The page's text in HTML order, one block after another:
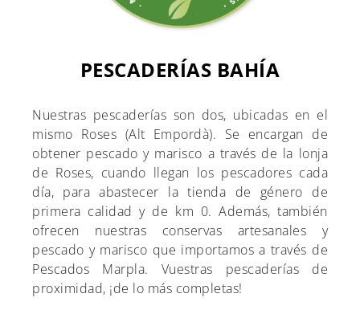
PESCADERÍAS BAHÍA
Nuestras pescaderías son dos, ubicadas en el
mismo Roses (Alt Empordà). Se encargan de
obtener pescado y marisco a través de la lonja
de Roses, cuando llegan los pescadores cada
día, para abastecer la tienda de género de
primera calidad y de km 0. Además, también
ofrecen nuestras conservas artesanales y
pescado y marisco que importamos a través de
Pescados Marpla. Vuestras pescaderías de
proximidad, ¡de lo más completas!